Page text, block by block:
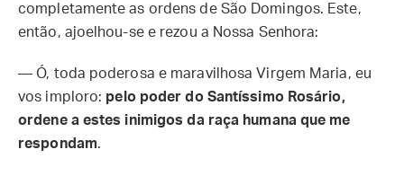
completamente as ordens de São Domingos. Este,
então, ajoelhou-se e rezou a Nossa Senhora:
— Ó, toda poderosa e maravilhosa Virgem Maria, eu
vos imploro: pelo poder do Santíssimo Rosário,
ordene a estes inimigos da raça humana que me
respondam.